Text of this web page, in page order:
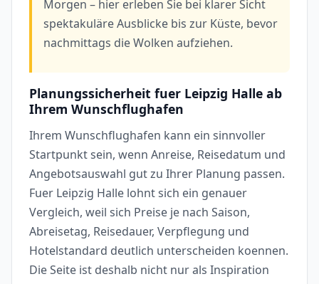
Morgen – hier erleben Sie bei klarer Sicht
spektakuläre Ausblicke bis zur Küste, bevor
nachmittags die Wolken aufziehen.
Planungssicherheit fuer Leipzig Halle ab
Ihrem Wunschflughafen
Ihrem Wunschflughafen kann ein sinnvoller
Startpunkt sein, wenn Anreise, Reisedatum und
Angebotsauswahl gut zu Ihrer Planung passen.
Fuer Leipzig Halle lohnt sich ein genauer
Vergleich, weil sich Preise je nach Saison,
Abreisetag, Reisedauer, Verpflegung und
Hotelstandard deutlich unterscheiden koennen.
Die Seite ist deshalb nicht nur als Inspiration